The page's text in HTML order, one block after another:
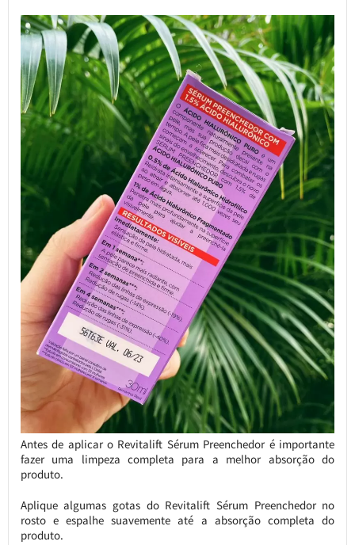
Antes de aplicar o Revitalift Sérum Preenchedor é importante
fazer uma limpeza completa para a melhor absorção do
produto.
Aplique algumas gotas do Revitalift Sérum Preenchedor no
rosto e espalhe suavemente até a absorção completa do
produto.